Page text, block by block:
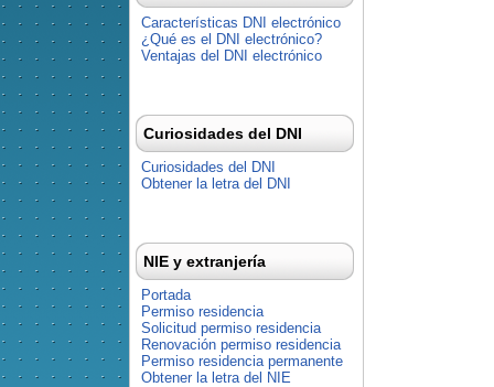
Características DNI electrónico
¿Qué es el DNI electrónico?
Ventajas del DNI electrónico
Curiosidades del DNI
Curiosidades del DNI
Obtener la letra del DNI
NIE y extranjería
Portada
Permiso residencia
Solicitud permiso residencia
Renovación permiso residencia
Permiso residencia permanente
Obtener la letra del NIE